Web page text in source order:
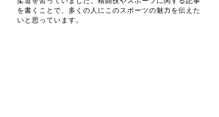
を書くことで、多くの人にこのスポーツの魅力を伝えた
いと思っています。